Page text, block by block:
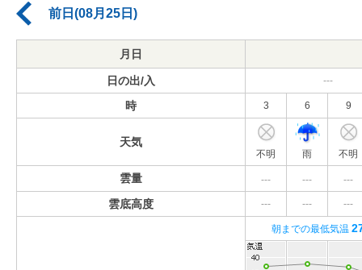
前日(08月25日)
月日
日の出/入 ---
時 3 6 9
天気
不明 雨 不明
雲量 --- --- ---
雲底高度 --- --- ---
朝までの最低気温